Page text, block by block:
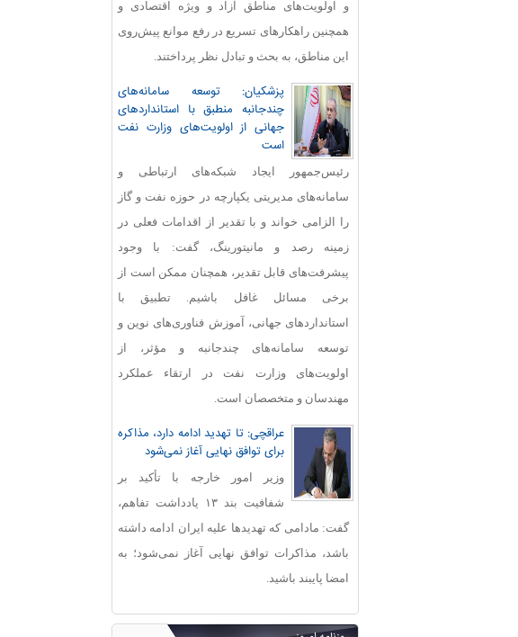
و اولویت‌های مناطق آزاد و ویژه اقتصادی و
همچنین راهکارهای تسریع در رفع موانع پیش‌روی
این مناطق، به بحث و تبادل نظر پرداختند.
پزشکیان: توسعه سامانه‌های
چندجانبه منطبق با استانداردهای
جهانی از اولویت‌های وزارت نفت
است
رئیس‌جمهور ایجاد شبکه‌های ارتباطی و
سامانه‌های مدیریتی یکپارچه در حوزه نفت و گاز
را الزامی خواند و با تقدیر از اقدامات فعلی در
زمینه رصد و مانیتورینگ، گفت: با وجود
پیشرفت‌های قابل‌ تقدیر، همچنان ممکن است از
برخی مسائل غافل باشیم. تطبیق با
استانداردهای جهانی، آموزش فناوری‌های نوین و
توسعه سامانه‌های چندجانبه و مؤثر، از
اولویت‌های وزارت نفت در ارتقاء عملکرد
مهندسان و متخصصان است.
عراقچی: تا تهدید ادامه دارد، مذاکره
برای توافق نهایی آغاز نمی‌شود
وزیر امور خارجه با تأکید بر
شفافیت بند ۱۳ یادداشت تفاهم،
گفت: مادامی که تهدیدها علیه ایران ادامه داشته
باشد، مذاکرات توافق نهایی آغاز نمی‌شود؛ به
امضا پایبند باشید.